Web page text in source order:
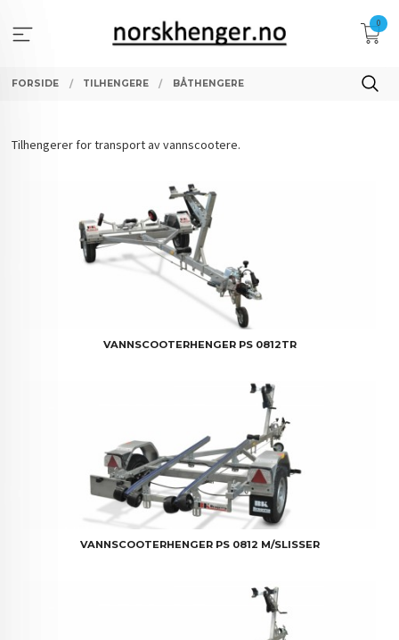
innholdet
0
FORSIDE TILHENGERE BÅTHENGERE
Tilhengerer for transport av vannscootere.
VANNSCOOTERHENGER PS 0812TR
VANNSCOOTERHENGER PS 0812 M/SLISSER